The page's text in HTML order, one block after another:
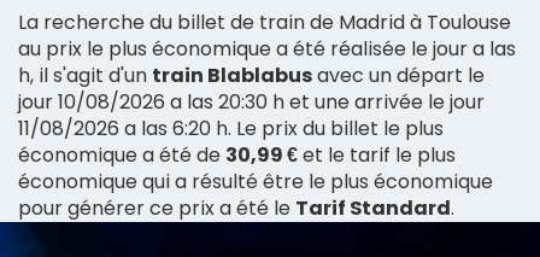
La recherche du billet de train de Madrid à Toulouse
au prix le plus économique a été réalisée le jour a las
h, il s'agit d'un train Blablabusavec un départ le
jour 10/08/2026 a las 20:30 h et une arrivée le jour
11/08/2026 a las 6:20 h. Le prix du billet le plus
économique a été de 30,99 €et le tarif le plus
économique qui a résulté être le plus économique
pour générer ce prix a été le Tarif Standard.